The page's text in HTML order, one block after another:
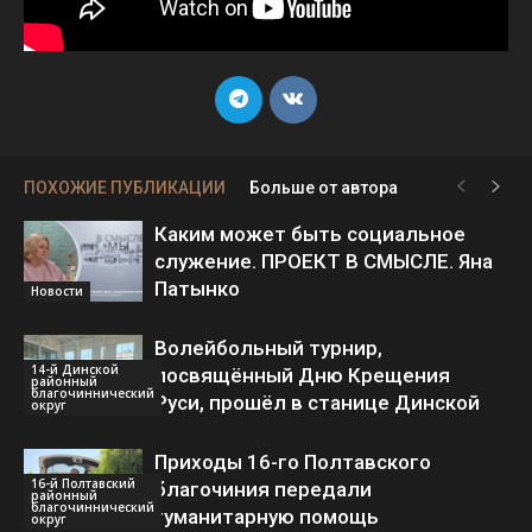
ПОХОЖИЕ ПУБЛИКАЦИИ Больше от автора
Новости
Каким может быть социальное
служение. ПРОЕКТ В СМЫСЛЕ. Яна
Патынко
14-й Динской
районный
благочиннический
округ
Волейбольный турнир,
посвящённый Дню Крещения
Руси, прошёл в станице Динской
16-й Полтавский
районный
благочиннический
округ
Приходы 16-го Полтавского
благочиния передали
гуманитарную помощь